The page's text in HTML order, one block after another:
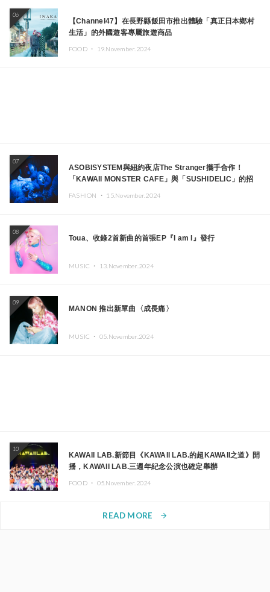
06
【Channel47】在長野縣飯田市推出體驗「真正日本鄉村
生活」的外國遊客專屬旅遊商品
FOOD ・ 19.November.2024
07
ASOBISYSTEM與紐約夜店The Stranger攜手合作！
「KAWAII MONSTER CAFE」與「SUSHIDELIC」的招
FASHION ・ 15.November.2024
08
Toua、收錄2首新曲的首張EP『I am I』發行
MUSIC ・ 13.November.2024
09
MANON 推出新單曲〈成長痛〉
MUSIC ・ 05.November.2024
10
KAWAII LAB.新節目《KAWAII LAB.的超KAWAII之道》開
播，KAWAII LAB.三週年紀念公演也確定舉辦
FOOD ・ 05.November.2024
READ MORE arrow_forward